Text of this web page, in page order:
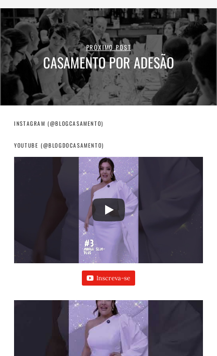
PRÓXIMO POST
CASAMENTO POR ADESÃO
INSTAGRAM (@BLOGCASAMENTO)
YOUTUBE (@BLOGDOCASAMENTO)
Inscreva-se